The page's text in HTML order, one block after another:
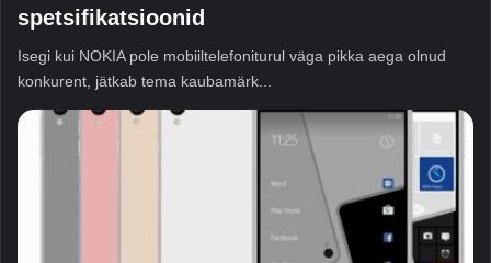
spetsifikatsioonid
Isegi kui NOKIA pole mobiiltelefoniturul väga pikka aega olnud
konkurent, jätkab tema kaubamärk...